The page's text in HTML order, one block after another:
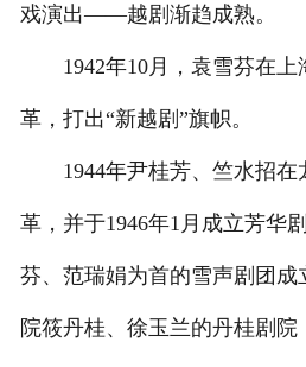
戏演出——越剧渐趋成熟。
1942年10月，袁雪芬在上
革，打出“新越剧”旗帜。
1944年尹桂芳、竺水招在
革，并于1946年1月成立芳华
芬、范瑞娟为首的雪声剧团成
院筱丹桂、徐玉兰的丹桂剧